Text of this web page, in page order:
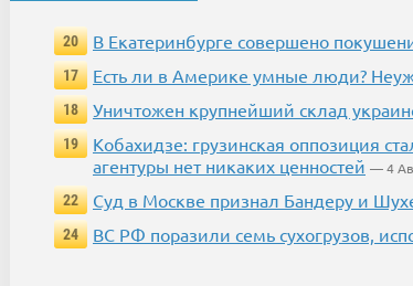
20 В Екатеринбурге совершено
17
Есть ли в Америке умные люди?
18
Уничтожен крупнейший склад
19
Кобахидзе: грузинская оппозиция
агентуры нет никаких ценностей — 4
22
Суд в Москве признал Бандеру и
24
ВС РФ поразили семь сухогрузов,